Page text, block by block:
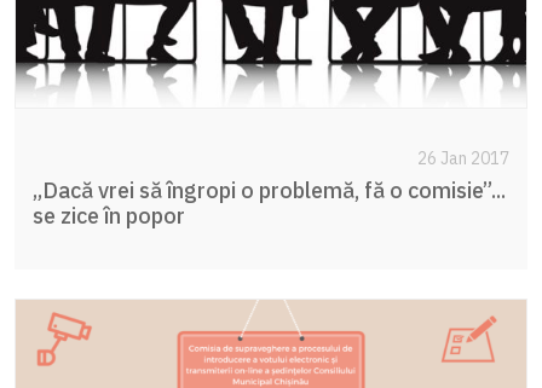
26 Jan 2017
„Dacă vrei să îngropi o problemă, fă o comisie”...
se zice în popor